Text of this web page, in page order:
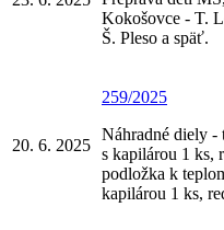
Kokošovce - T.
Š. Pleso a späť.
20. 6. 2025
259/2025
Náhradné diely -
s kapilárou 1 ks,
podložka k
kapilárou 1 ks,